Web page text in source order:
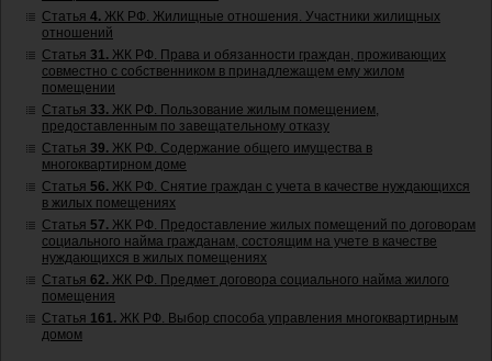
Статья 4. ЖК РФ. Жилищные отношения. Участники жилищных
отношений
Статья 31. ЖК РФ. Права и обязанности граждан, проживающих
совместно с собственником в принадлежащем ему жилом
помещении
Статья 33. ЖК РФ. Пользование жилым помещением,
предоставленным по завещательному отказу
Статья 39. ЖК РФ. Содержание общего имущества в
многоквартирном доме
Статья 56. ЖК РФ. Снятие граждан с учета в качестве нуждающихся
в жилых помещениях
Статья 57. ЖК РФ. Предоставление жилых помещений по договорам
социального найма гражданам, состоящим на учете в качестве
нуждающихся в жилых помещениях
Статья 62. ЖК РФ. Предмет договора социального найма жилого
помещения
Статья 161. ЖК РФ. Выбор способа управления многоквартирным
домом